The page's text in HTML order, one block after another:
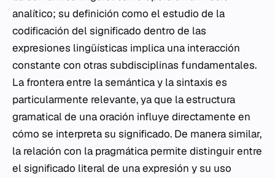
analítico; su definición como el estudio de la
codificación del significado dentro de las
expresiones lingüísticas implica una interacción
constante con otras subdisciplinas fundamentales.
La frontera entre la semántica y la sintaxis es
particularmente relevante, ya que la estructura
gramatical de una oración influye directamente en
cómo se interpreta su significado. De manera similar,
la relación con la pragmática permite distinguir entre
el significado literal de una expresión y su uso